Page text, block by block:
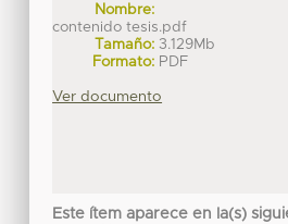
Nombre:
contenido tesis.pdf
Tamaño: 3.129Mb
Formato: PDF
Ver documento
Este ítem aparece en la(s)